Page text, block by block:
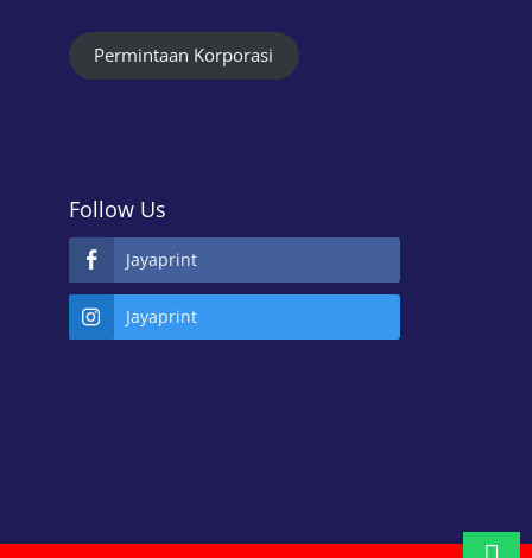
Permintaan Korporasi
Follow Us
Jayaprint
Jayaprint